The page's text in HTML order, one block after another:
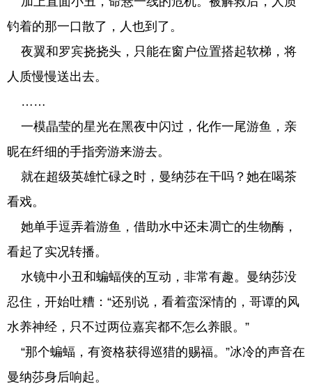
钓着的那一口散了，人也到了。
夜翼和罗宾挠挠头，只能在窗户位置搭起软梯，将
人质慢慢送出去。
……
一模晶莹的星光在黑夜中闪过，化作一尾游鱼，亲
昵在纤细的手指旁游来游去。
就在超级英雄忙碌之时，曼纳莎在干吗？她在喝茶
看戏。
她单手逗弄着游鱼，借助水中还未凋亡的生物酶，
看起了实况转播。
水镜中小丑和蝙蝠侠的互动，非常有趣。曼纳莎没
忍住，开始吐糟：“还别说，看着蛮深情的，哥谭的风
水养神经，只不过两位嘉宾都不怎么养眼。”
“那个蝙蝠，有资格获得巡猎的赐福。”冰冷的声音在
曼纳莎身后响起。